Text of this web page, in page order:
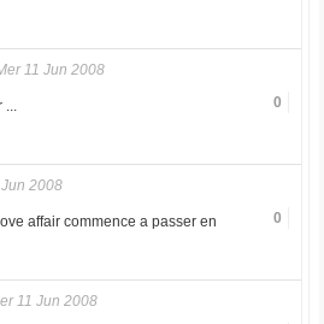
11 Jun 2008
0
...
2008
0
affair commence a passer en
11 Jun 2008